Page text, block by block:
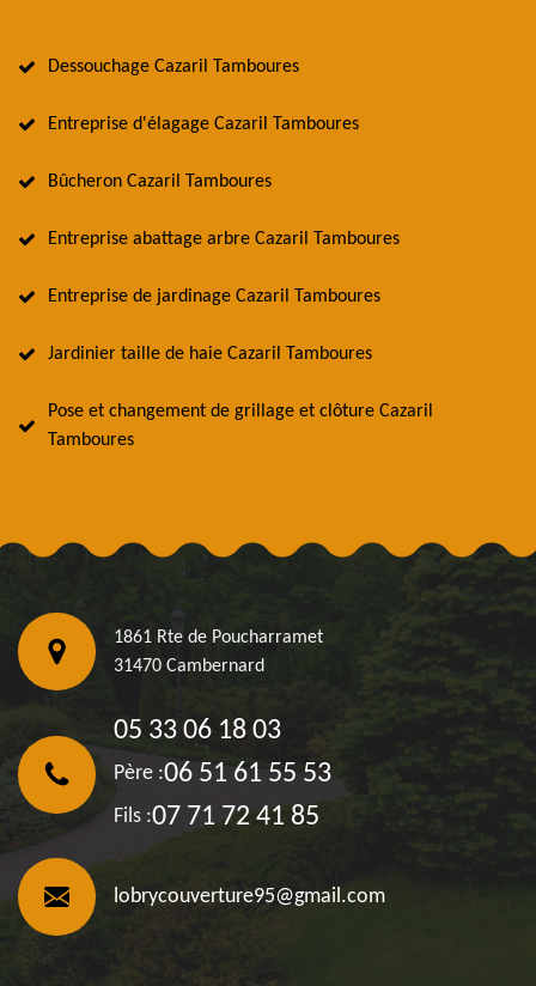
Dessouchage Cazaril Tamboures
Entreprise d'élagage Cazaril Tamboures
Bûcheron Cazaril Tamboures
Entreprise abattage arbre Cazaril Tamboures
Entreprise de jardinage Cazaril Tamboures
Jardinier taille de haie Cazaril Tamboures
Pose et changement de grillage et clôture Cazaril
Tamboures
1861 Rte de Poucharramet
31470 Cambernard
05 33 06 18 03
Père :06 51 61 55 53
Fils :07 71 72 41 85
lobrycouverture95@gmail.com